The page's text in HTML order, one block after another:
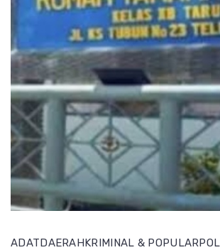
ADATDAERAHKRIMINAL & POPULAR